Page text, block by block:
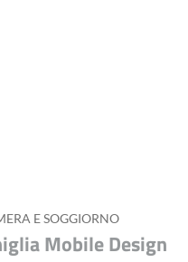
E SOGGIORNO
Mobile Design